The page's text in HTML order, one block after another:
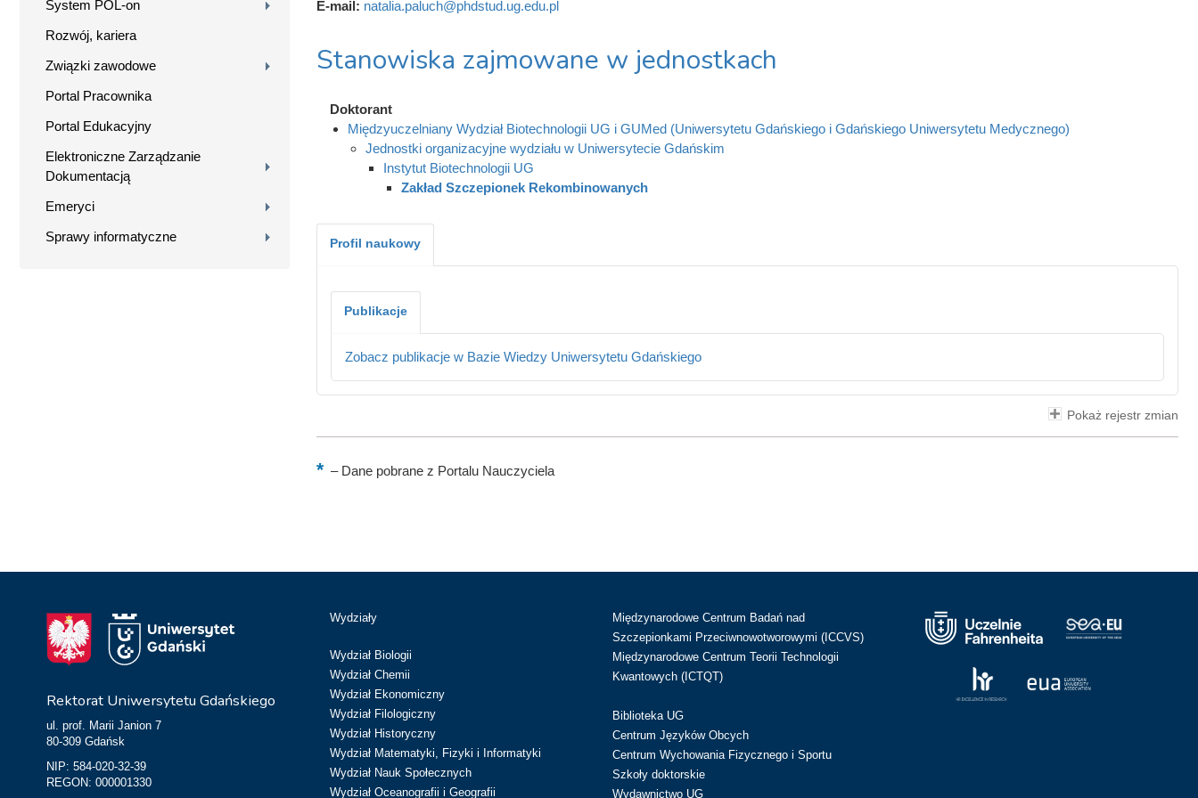
System POL-on
Rozwój, kariera
Związki zawodowe
Portal Pracownika
Portal Edukacyjny
Elektroniczne Zarządzanie
Dokumentacją
Emeryci
Sprawy informatyczne
E-mail: natalia.paluch@phdstud.ug.edu.pl
Stanowiska zajmowane w jednostkach
Doktorant
Międzyuczelniany Wydział Biotechnologii UG i GUMed (Uniwersytetu Gdańskiego i Gdańskiego Uniwersytetu Medycznego)
Jednostki organizacyjne wydziału w Uniwersytecie Gdańskim
Instytut Biotechnologii UG
Zakład Szczepionek Rekombinowanych
Profil naukowy
Publikacje
Zobacz publikacje w Bazie Wiedzy Uniwersytetu Gdańskiego
Pokaż rejestr zmian
–Dane pobrane z Portalu Nauczyciela
Rektorat Uniwersytetu Gdańskiego
ul. prof. Marii Janion 7
80-309 Gdańsk
NIP: 584-020-32-39
REGON: 000001330
Wydziały
Wydział Biologii
Wydział Chemii
Wydział Ekonomiczny
Wydział Filologiczny
Wydział Historyczny
Wydział Matematyki, Fizyki i Informatyki
Wydział Nauk Społecznych
Wydział Oceanografii i Geografii
Międzynarodowe Centrum Badań nad
Szczepionkami Przeciwnowotworowymi (ICCVS)
Międzynarodowe Centrum Teorii Technologii
Kwantowych (ICTQT)
Biblioteka UG
Centrum Języków Obcych
Centrum Wychowania Fizycznego i Sportu
Szkoły doktorskie
Wydawnictwo UG